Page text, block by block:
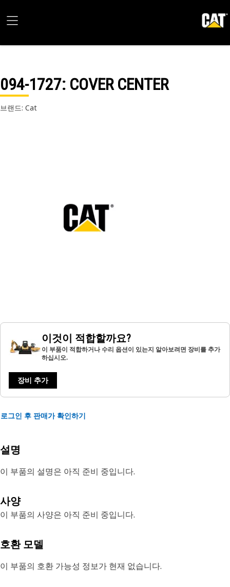
094-1727: COVER CENTER
브랜드: Cat
이것이 적합할까요?
이 부품이 적합하거나 수리 옵션이 있는지 알아보려면 장비를 추가
하십시오.
장비 추가
로그인 후 판매가 확인하기
설명
이 부품의 설명은 아직 준비 중입니다.
사양
이 부품의 사양은 아직 준비 중입니다.
호환 모델
이 부품의 호환 가능성 정보가 현재 없습니다.